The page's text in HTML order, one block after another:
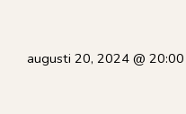
augusti 20, 2024@